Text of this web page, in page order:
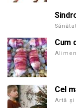
Cum
Cel
Artă